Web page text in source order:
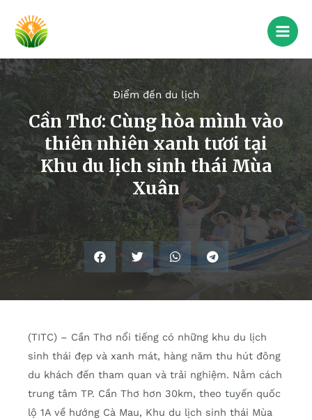
Điểm đến du lịch
Cần Thơ: Cùng hòa mình vào
thiên nhiên xanh tươi tại
Khu du lịch sinh thái Mùa
Xuân
(TITC) – Cần Thơ nổi tiếng có những khu du lịch
sinh thái đẹp và xanh mát, hàng năm thu hút đông
du khách đến tham quan và trải nghiệm. Nằm cách
trung tâm TP. Cần Thơ hơn 30km, theo tuyến quốc
lộ 1A về hướng Cà Mau, Khu du lịch sinh thái Mùa